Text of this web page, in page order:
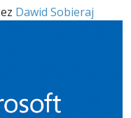
Dawid Sobieraj